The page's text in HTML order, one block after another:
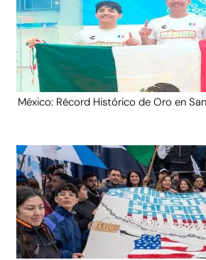
México: Récord Histórico de Oro en